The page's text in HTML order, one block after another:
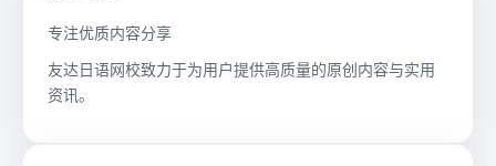
专注优质内容分享
友达日语网校致力于为用户提供高质量的原创内容与实用
资讯。